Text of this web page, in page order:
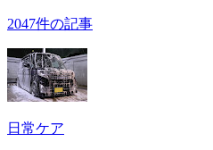
2047件の記事
日常ケア